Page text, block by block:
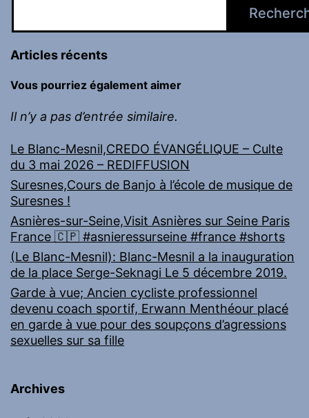
Articles récents
Vous pourriez également aimer
Il n’y a pas d’entrée similaire.
Le Blanc-Mesnil,CREDO ÉVANGÉLIQUE – Culte
du 3 mai 2026 – REDIFFUSION
Suresnes,Cours de Banjo à l’école de musique de
Suresnes !
Asnières-sur-Seine,Visit Asnières sur Seine Paris
France 🇨🇵 #asnieressurseine #france #shorts
(Le Blanc-Mesnil): Blanc-Mesnil a la inauguration
de la place Serge-Seknagi Le 5 décembre 2019.
Garde à vue; Ancien cycliste professionnel
devenu coach sportif, Erwann Menthéour placé
en garde à vue pour des soupçons d’agressions
sexuelles sur sa fille
Archives